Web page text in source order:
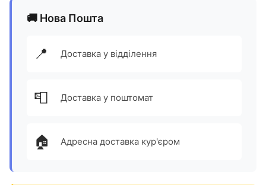
🚚 Нова Пошта
📍 Доставка у відділення
📮 Доставка у поштомат
🏠 Адресна доставка кур'єром